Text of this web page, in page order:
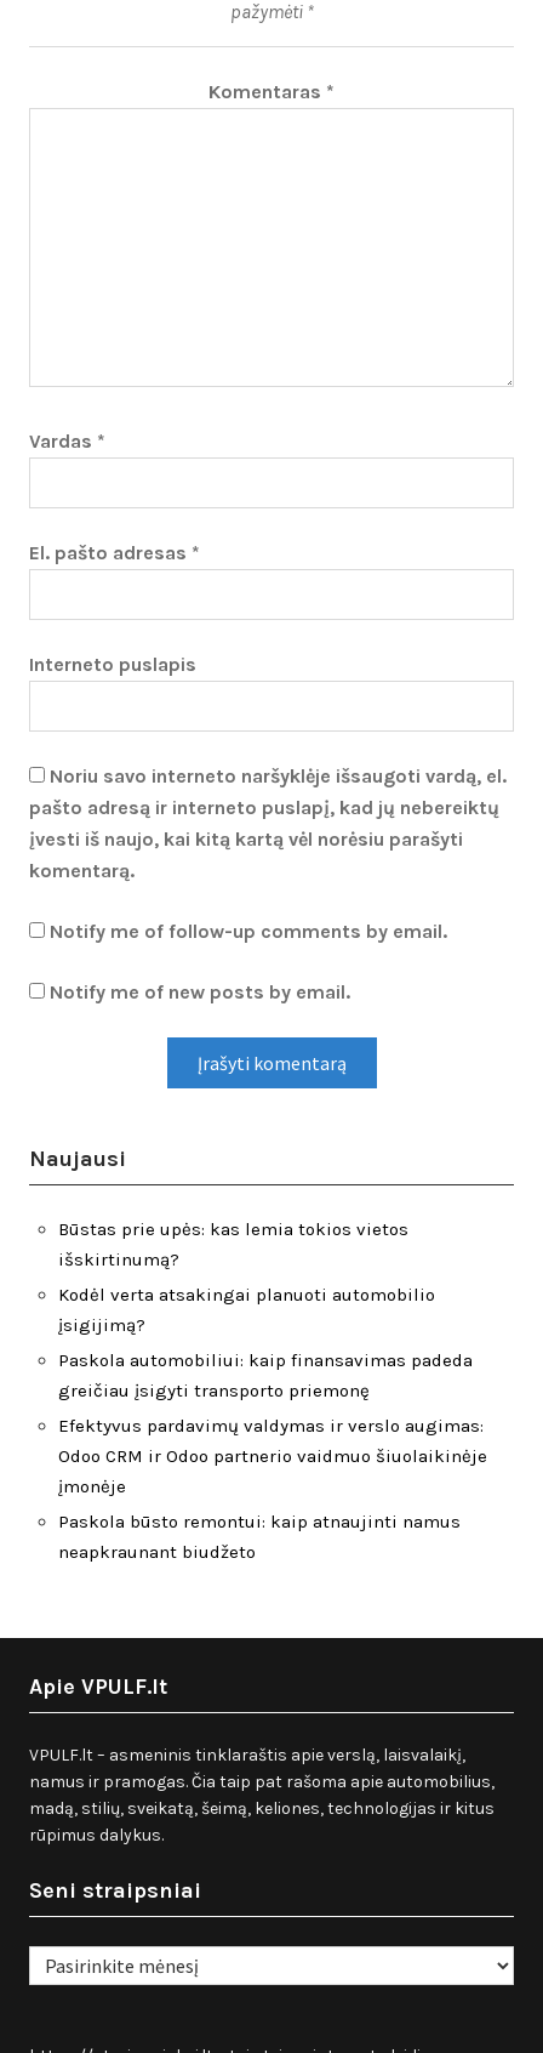
pažymėti *
Komentaras *
Vardas *
El. pašto adresas *
Interneto puslapis
Noriu savo interneto naršyklėje išsaugoti vardą, el.
pašto adresą ir interneto puslapį, kad jų nebereiktų
įvesti iš naujo, kai kitą kartą vėl norėsiu parašyti
komentarą.
Notify me of follow-up comments by email.
Notify me of new posts by email.
Naujausi
Būstas prie upės: kas lemia tokios vietos
išskirtinumą?
Kodėl verta atsakingai planuoti automobilio
įsigijimą?
Paskola automobiliui: kaip finansavimas padeda
greičiau įsigyti transporto priemonę
Efektyvus pardavimų valdymas ir verslo augimas:
Odoo CRM ir Odoo partnerio vaidmuo šiuolaikinėje
įmonėje
Paskola būsto remontui: kaip atnaujinti namus
neapkraunant biudžeto
Apie VPULF.lt
VPULF.lt – asmeninis tinklaraštis apie verslą, laisvalaikį,
namus ir pramogas. Čia taip pat rašoma apie automobilius,
madą, stilių, sveikatą, šeimą, keliones, technologijas ir kitus
rūpimus dalykus.
Seni straipsniai
Seni
straipsniai